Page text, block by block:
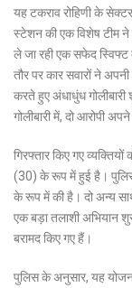
यह टकराव रोहिणी के
स्टेशन की एक विशेष टीम ने
ले जा रही एक सफेद स्विफ्ट
तौर पर कार सवारों ने
करते हुए अंधाधुंध
गोलीबारी में, दो आरोपी
गिरफ्तार किए गए
(30) के रूप में हुई है।
के रूप में की है। दो अन्य
एक बड़ा तलाशी अभियान
बरामद किए गए हैं।
पुलिस के अनुसार, यह